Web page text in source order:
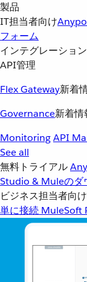
製品
IT担当者向け
フォーム
インテグレーション
API管理
Flex Gateway新着
Governance新着情
MonitoringAPI
See all
無料トライアル
Studio & Muleのダ
ビジネス担当者向け
単に接続 MuleSoft